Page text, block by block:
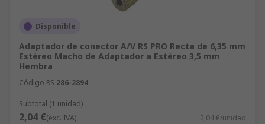
Disponible
Adaptador de conector A/V RS PRO Recta de 6,35 mm
Estéreo Macho de Adaptador a Estéreo 3,5 mm
Hembra
Código RS 286-2894
Subtotal (1 unidad)
2,04 €(exc. IVA) 2,04 €/unidad